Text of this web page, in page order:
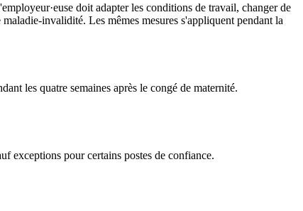
doit adapter les conditions de travail, changer de
invalidité. Les mêmes mesures s'appliquent pendant la
les quatre semaines après le congé de maternité.
exceptions pour certains postes de confiance.